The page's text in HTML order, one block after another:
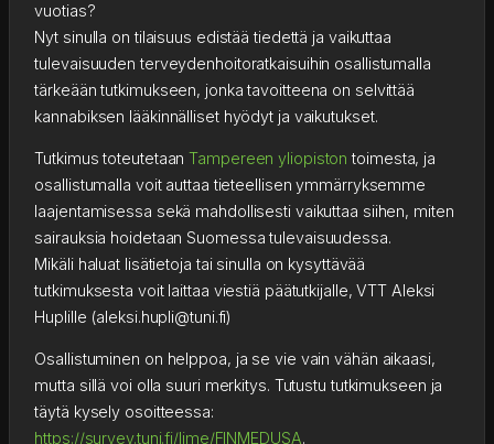
vuotias?
Nyt sinulla on tilaisuus edistää tiedettä ja vaikuttaa
tulevaisuuden terveydenhoitoratkaisuihin osallistumalla
tärkeään tutkimukseen, jonka tavoitteena on selvittää
kannabiksen lääkinnälliset hyödyt ja vaikutukset.
Tutkimus toteutetaan Tampereen yliopiston toimesta, ja
osallistumalla voit auttaa tieteellisen ymmärryksemme
laajentamisessa sekä mahdollisesti vaikuttaa siihen, miten
sairauksia hoidetaan Suomessa tulevaisuudessa.
Mikäli haluat lisätietoja tai sinulla on kysyttävää
tutkimuksesta voit laittaa viestiä päätutkijalle, VTT Aleksi
Huplille (aleksi.hupli@tuni.fi)
Osallistuminen on helppoa, ja se vie vain vähän aikaasi,
mutta sillä voi olla suuri merkitys. Tutustu tutkimukseen ja
https://survey.tuni.fi/lime/FINMEDUSA.